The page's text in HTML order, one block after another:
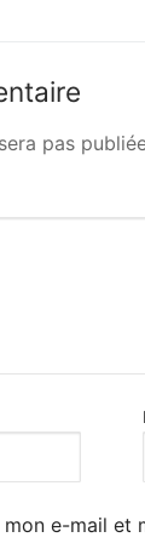
pas
e-mail et